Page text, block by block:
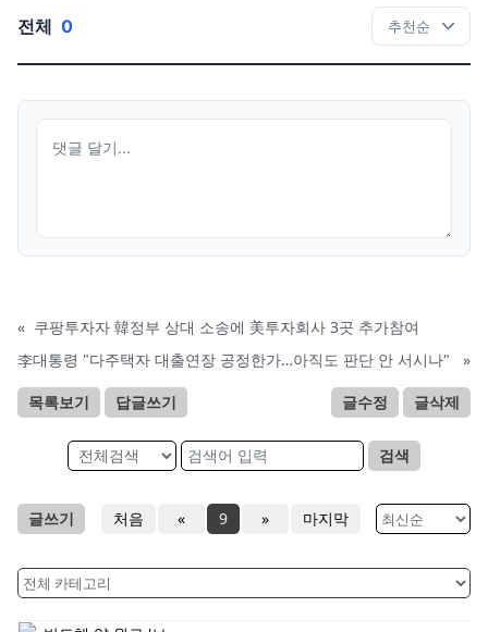
전체 0
« 쿠팡투자자 韓정부 상대 소송에 美투자회사 3곳 추가참여
李대통령 "다주택자 대출연장 공정한가…아직도 판단 안 서시나"
»
목록보기 답글쓰기 글수정 글삭제
검색
글쓰기 처음 « 9 » 마지막